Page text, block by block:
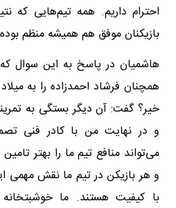
احترام داریم. همه تیم‌هایی که
بازیکنان موفق هم همیشه منظم
هاشمیان در پاسخ به این سوال
همچنان فرشاد احمدزاده را به
خیر؟ گفت: آن دیگر بستگی به
و در نهایت من با کادر فنی
و هر بازیکن در تیم ما نقش مهمی
با کیفیت هستند. ما خوشبتخانه